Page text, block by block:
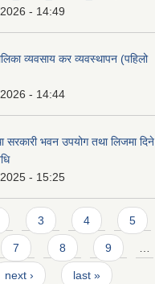
- 14:49
व्यवसाय कर व्यवस्थापन (पहिलो
- 14:44
सरकारी भवन उपयोग तथा लिजमा दिने
- 15:25
3 4 5
7 8 9
next › last »